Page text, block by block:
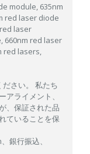
module, 635nm
red laser diode
laser
660nm red laser
red lasers,
さい。 私たち
ライメント、
、保証された品
ていることを保
銀行振込、